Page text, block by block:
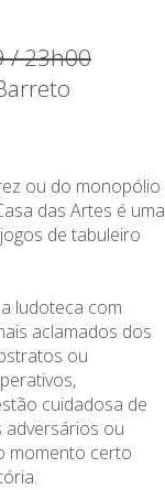
/ 23h00
ou do monopólio
das Artes é uma
de tabuleiro
ludoteca com
aclamados dos
ou
cuidadosa de
ou
momento certo